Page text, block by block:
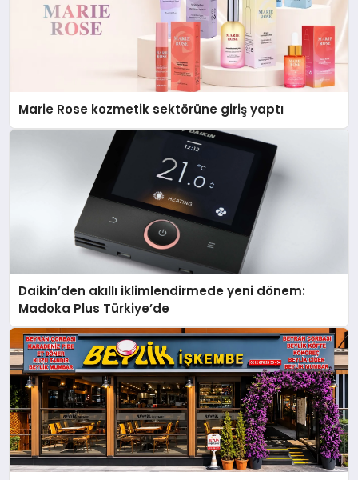
Marie Rose kozmetik sektörüne giriş yaptı
Daikin’den akıllı iklimlendirmede yeni dönem:
Madoka Plus Türkiye’de